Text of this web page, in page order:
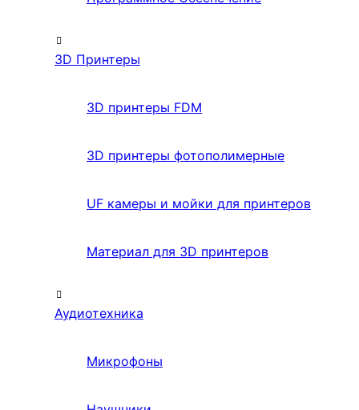
3D Принтеры
3D принтеры FDM
3D принтеры фотополимерные
UF камеры и мойки для принтеров
Материал для 3D принтеров
Аудиотехника
Микрофоны